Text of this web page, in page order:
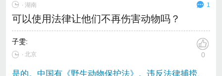
∙湖南 1
可以使用法律让他们不再伤害动物吗？
子雯:
∙ 北京 0
是的。中国有《野生动物保护法》。违反法律捕捞、